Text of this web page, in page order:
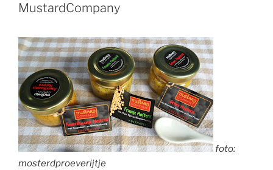
MustardCompany
foto:
mosterdproeverijtje